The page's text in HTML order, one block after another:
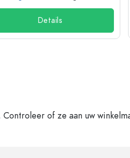
Details
of ze aan uw